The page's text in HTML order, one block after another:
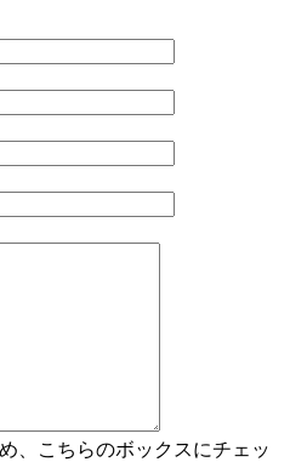
、こちらのボックスにチェッ